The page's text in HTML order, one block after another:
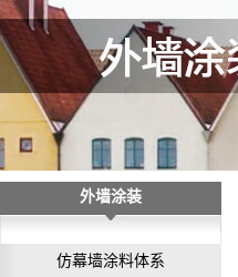
外墙涂装
仿幕墙涂料体系